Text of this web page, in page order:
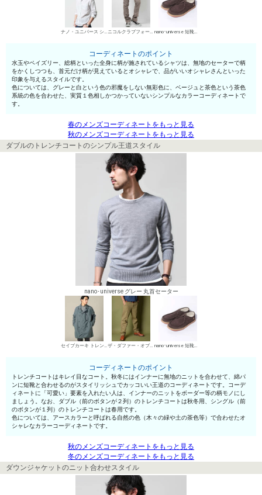
ナノ・ユニバース シャツ ニコルクラブフォーメン デニムパンツ・ジーンズ nano･universe 短靴・レザーシューズ
コーディネートのポイント
水玉やペイズリー、総柄といった全身に柄が施されているシャツは、無地のセーターで柄
をかくしつつも、首元だけ柄が見えているとオシャレで、品がいいオシャレさんといった
印象を与えるスタイルです。
色については、グレーと白という色の邪魔をしない無彩色に、ベージュと茶色という茶色
系統の色を合わせた、実質１色相しかつかっていないシンプルなカラーコーディネートで
す。
春のメンズコーディネートをもっと見る
秋のメンズコーディネートをもっと見る
ダブルのトレンチコートのシンプル王道スタイル
nano･universe グレー 丸首セーター
セイブカーキ トレンチコート（ダブル） ザ・ダファー・オブ・セントジョージ チノパン・綿パン nano･universe 短靴・レザーシューズ
コーディネートのポイント
トレンチコートはキレイ目なコート。秋冬にはインナーに無地のニットを合わせて、綿パ
ンに短靴と合わせるのがスタイリッシュでカッコいい王道のコーディネートです。コーデ
ィネートに「可愛い」要素を入れたい人は、インナーのニットをボーダー等の柄モノにし
ましょう。なお、ダブル（前のボタンが２列）のトレンチコートは秋冬用、シングル（前
のボタンが１列）のトレンチコートは春用です。
色については、アースカラーと呼ばれる自然の色（木々の緑や土の茶色等）で合わせたオ
シャレなカラーコーディネートです。
秋のメンズコーディネートをもっと見る
冬のメンズコーディネートをもっと見る
ダウンジャケットのニット合わせスタイル